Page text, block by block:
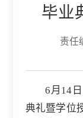
毕业
责任
6月14
典礼暨学位